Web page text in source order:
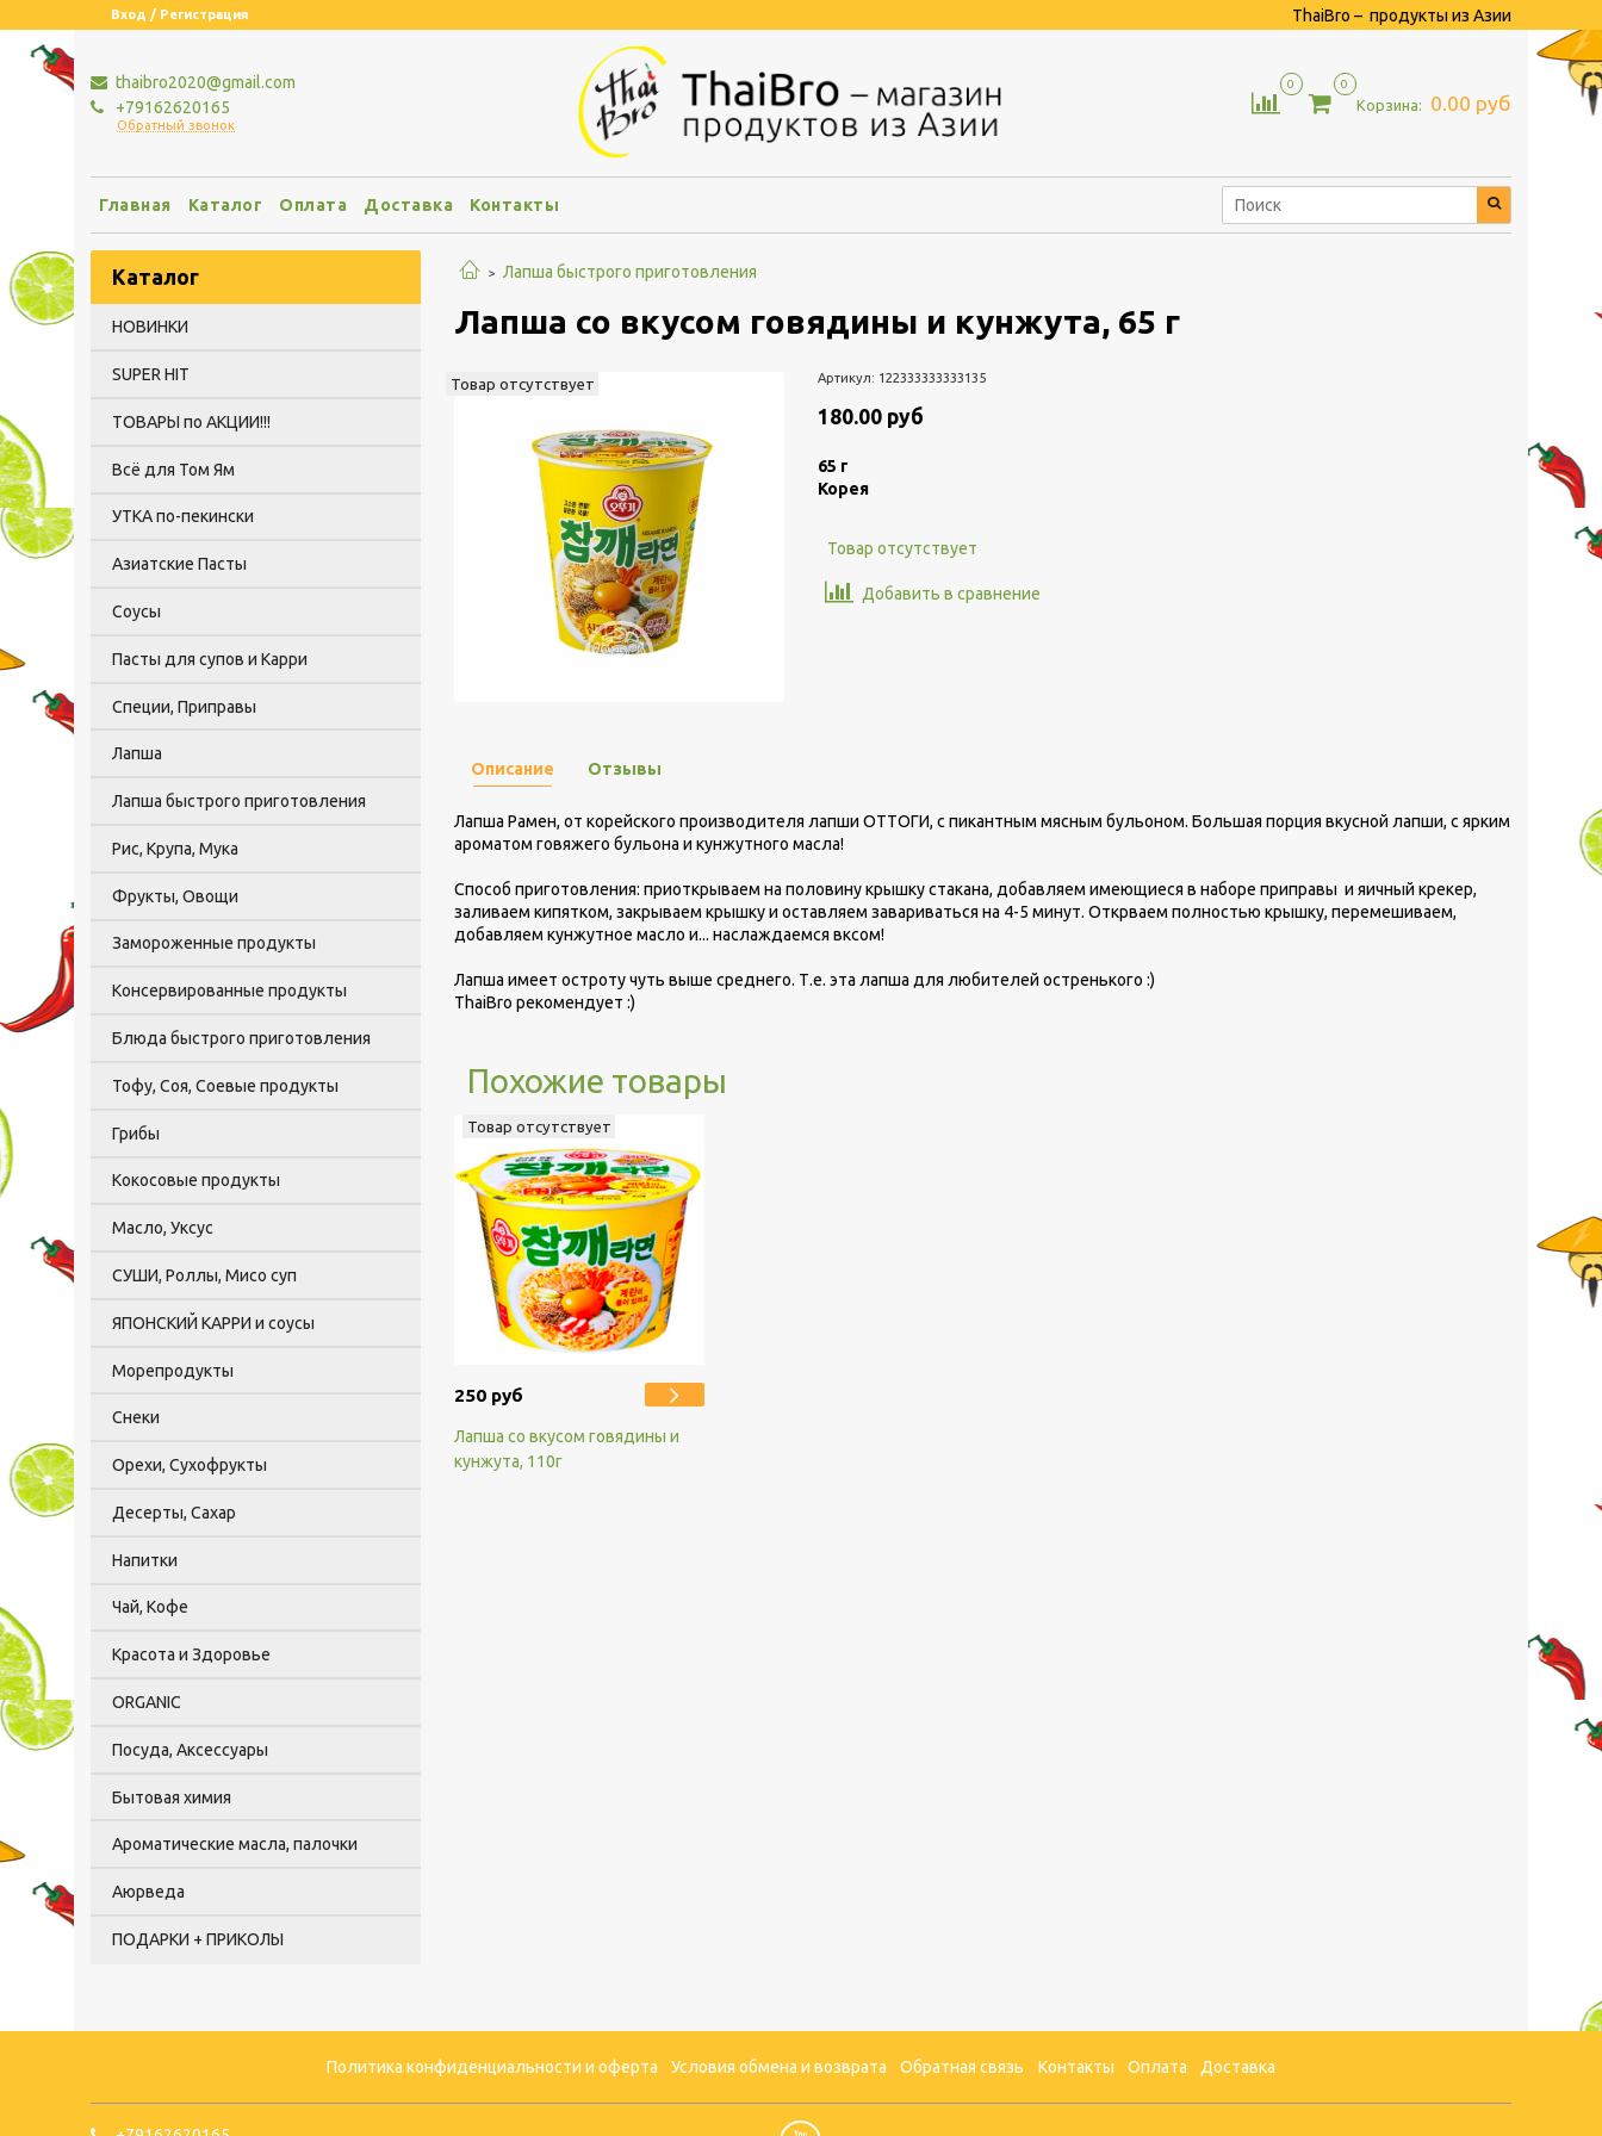
Вход / Регистрация ThaiBro – продукты из Азии
thaibro2020@gmail.com
+79162620165
Обратный звонок
0 0
Корзина: 0.00 руб
Главная Каталог Оплата Доставка Контакты
Лапша быстрого приготовления
Лапша со вкусом говядины и кунжута, 65 г
Товар отсутствует Артикул: 122333333333135
180.00 руб
65 г
Корея
Товар отсутствует
Добавить в сравнение
Описание
Лапша Рамен, от корейского производителя лапши ОТТОГИ, с пикантным мясным бульоном. Большая порция вкусной лапши, с ярким
ароматом говяжего бульона и кунжутного масла!
Способ приготовления: приоткрываем на половину крышку стакана, добавляем имеющиеся в наборе приправы и яичный крекер,
заливаем кипятком, закрываем крышку и оставляем завариваться на 4-5 минут. Открваем полностью крышку, перемешиваем,
добавляем кунжутное масло и... наслаждаемся вксом!
Лапша имеет остроту чуть выше среднего. Т.е. эта лапша для любителей остренького :)
ThaiBro рекомендует :)
Отзывы
Похожие товары
Товар отсутствует
250 руб
Лапша со вкусом говядины и
кунжута, 110г
Каталог
НОВИНКИ
SUPER HIT
ТОВАРЫ по АКЦИИ!!!
Всё для Том Ям
УТКА по-пекински
Азиатские Пасты
Соусы
Пасты для супов и Карри
Специи, Приправы
Лапша
Лапша быстрого приготовления
Рис, Крупа, Мука
Фрукты, Овощи
Замороженные продукты
Консервированные продукты
Блюда быстрого приготовления
Тофу, Соя, Соевые продукты
Грибы
Кокосовые продукты
Масло, Уксус
СУШИ, Роллы, Мисо суп
ЯПОНСКИЙ КАРРИ и соусы
Морепродукты
Снеки
Орехи, Сухофрукты
Десерты, Сахар
Напитки
Чай, Кофе
Красота и Здоровье
ORGANIC
Посуда, Аксессуары
Бытовая химия
Ароматические масла, палочки
Аюрведа
ПОДАРКИ + ПРИКОЛЫ
Политика конфиденциальности и оферта Условия обмена и возврата Обратная связь Контакты Оплата Доставка